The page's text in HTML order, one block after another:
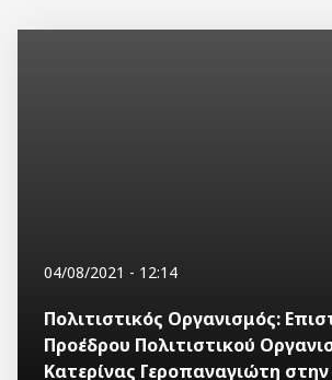
04/08/2021 - 12:14
Πολιτιστικός Οργανισμός:
Προέδρου Πολιτιστικού
Κατερίνας Γεροπαναγιώτη